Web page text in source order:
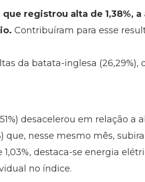
registrou alta de 1,38%,
Contribuíram para esse
da batata-inglesa (26,29%),
desacelerou em relação a
que, nesse mesmo mês,
destaca-se energia
no índice.